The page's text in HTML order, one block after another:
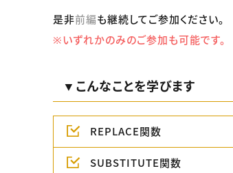
是非前編も継続してご参加ください。
※いずれかのみのご参加も可能です。
▼こんなことを学びます
REPLACE関数
SUBSTITUTE関数